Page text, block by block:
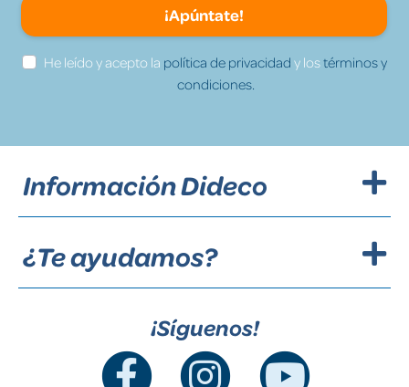
¡Apúntate!
He leído y acepto la política de privacidad y lostérminos y
condiciones.
Información Dideco
¿Te ayudamos?
¡Síguenos!